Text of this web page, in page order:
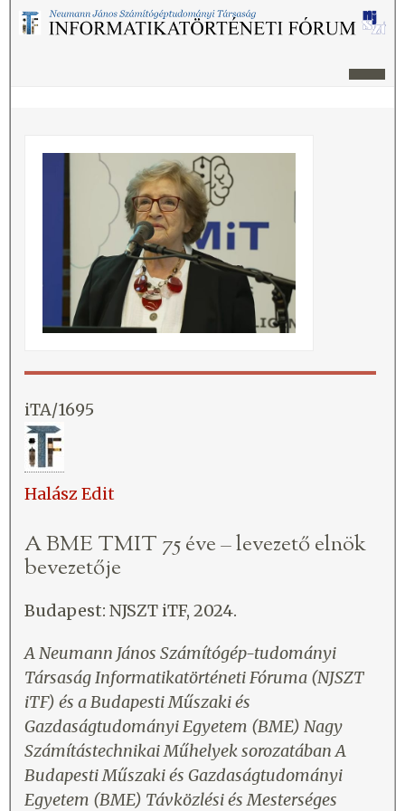
iTA/1695
Halász Edit
A BME TMIT 75 éve – levezető elnök
bevezetője
Budapest: NJSZT iTF, 2024.
A Neumann János Számítógép-tudományi
Társaság Informatikatörténeti Fóruma (NJSZT
iTF) és a Budapesti Műszaki és
Gazdaságtudományi Egyetem (BME) Nagy
Számítástechnikai Műhelyek sorozatábanA
Budapesti Műszaki és Gazdaságtudományi
Egyetem (BME) Távközlési és Mesterséges